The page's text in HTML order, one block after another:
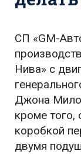
СП «GM-
Нива» с
Джона
кроме того,
коробкой
двумя